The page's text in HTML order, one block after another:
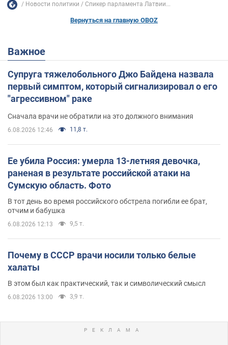
Новости политики Спикер парламента Латвии...
Вернуться на главную OBOZ
Важное
Супруга тяжелобольного Джо Байдена назвала
первый симптом, который сигнализировал о его
"агрессивном" раке
Сначала врачи не обратили на это должного внимания
6.08.2026 12:46 11,8 т.
Ее убила Россия: умерла 13-летняя девочка,
раненая в результате российской атаки на
Сумскую область. Фото
В тот день во время российского обстрела погибли ее брат,
отчим и бабушка
6.08.2026 12:13 9,5 т.
Почему в СССР врачи носили только белые
халаты
В этом был как практический, так и символический смысл
6.08.2026 13:00 3,9 т.